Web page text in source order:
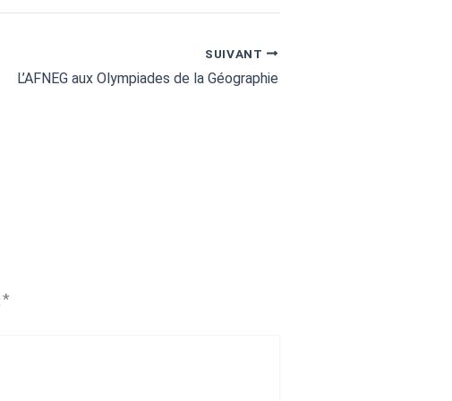
SUIVANT
L’AFNEG aux Olympiades de la Géographie
*